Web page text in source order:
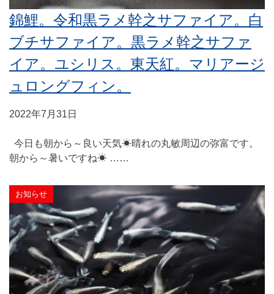
錦鯉。令和黒ラメ幹之サファイア。白
ブチサファイア。黒ラメ幹之サファ
イア。ユシリス。東天紅。マリアージ
ュロングフィン。
2022年7月31日
今日も朝から～良い天気☀晴れの丸敏周辺の弥富です。
朝から～暑いですね☀ ……
お知らせ